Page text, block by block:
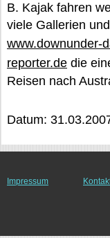
B. Kajak fahren
viele Gallerien
www.downunder-
reporter.de die
Reisen nach
Datum:
Impressum